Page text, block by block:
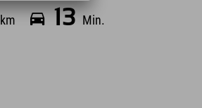
km 13 Min.